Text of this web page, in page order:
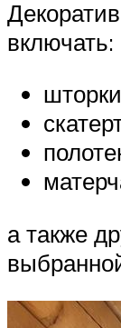
включать:
а также